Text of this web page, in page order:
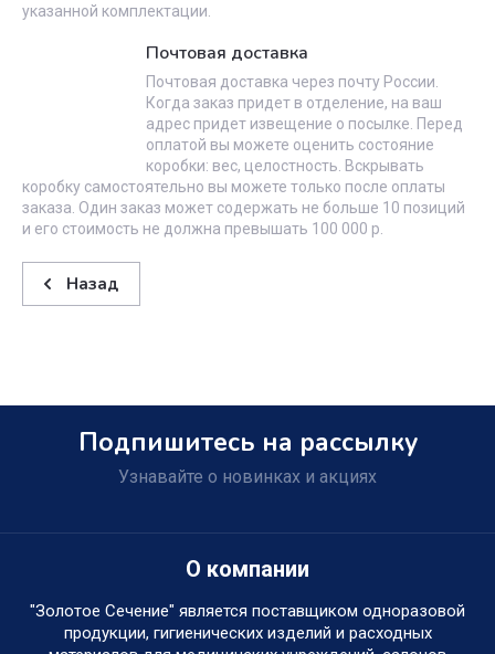
указанной комплектации.
Почтовая доставка
Почтовая доставка через почту России.
Когда заказ придет в отделение, на ваш
адрес придет извещение о посылке. Перед
оплатой вы можете оценить состояние
коробки: вес, целостность. Вскрывать
коробку самостоятельно вы можете только после оплаты
заказа. Один заказ может содержать не больше 10 позиций
и его стоимость не должна превышать 100 000 р.
Назад
Подпишитесь на рассылку
Узнавайте о новинках и акциях
О компании
"Золотое Сечение" является поставщиком одноразовой
продукции, гигиенических изделий и расходных